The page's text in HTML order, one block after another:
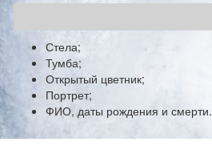
Стела;
Тумба;
Открытый цветник;
Портрет;
ФИО, даты рождения и смерти.